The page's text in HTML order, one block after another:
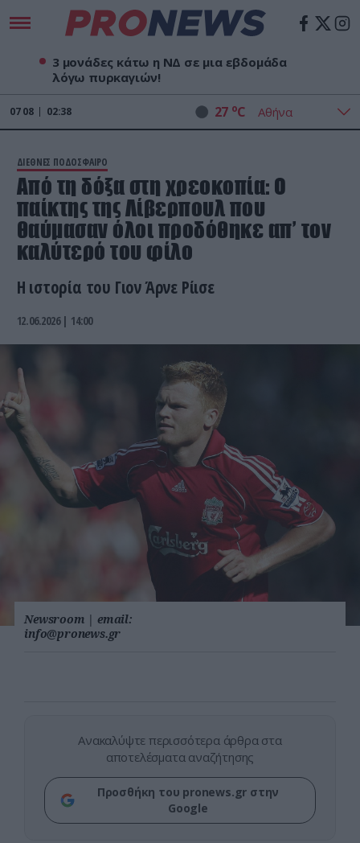
3 μονάδες κάτω η ΝΔ σε μια εβδομάδα
λόγω πυρκαγιών!
07 08 02:38 27 oC
ΔΙΕΘΝΕΣ ΠΟΔΟΣΦΑΙΡΟ
Από τη δόξα στη χρεοκοπία: Ο
παίκτης της Λίβερπουλ που
θαύμασαν όλοι προδόθηκε απ’ τον
καλύτερό του φίλο
Η ιστορία του Γιον Άρνε Ρίισε
12.06.2026 | 14:00
Newsroom | email:
info@pronews.gr
Ανακαλύψτε περισσότερα άρθρα στα
αποτελέσματα αναζήτησης
Προσθήκη του pronews.gr στην
Google